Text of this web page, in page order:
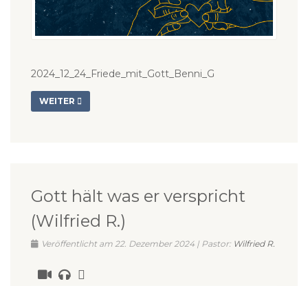
2024_12_24_Friede_mit_Gott_Benni_G
WEITER
Gott hält was er verspricht
(Wilfried R.)
Veröffentlicht am 22. Dezember 2024 | Pastor: Wilfried R.